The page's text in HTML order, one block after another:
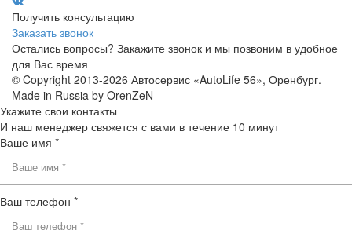
Получить консультацию
Заказать звонок
Остались вопросы? Закажите звонок и мы позвоним в удобное
для Вас время
© Copyright 2013-2026 Автосервис «AutoLife 56», Оренбург.
Made in Russia by OrenZeN
Укажите свои контакты
И наш менеджер свяжется с вами в течение 10 минут
Ваше имя *
Ваш телефон *